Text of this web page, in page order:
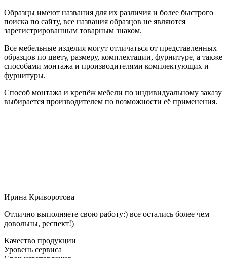
Образцы имеют названия для их различия и более быстрого
поиска по сайту, все названия образцов не являются
зарегистрированным товарным знаком.
Все мебельные изделия могут отличаться от представленных
образцов по цвету, размеру, комплектации, фурнитуре, а также
способами монтажа и производителями комплектующих и
фурнитуры.
Способ монтажа и крепёж мебели по индивидуальному заказу
выбирается производителем по возможности её применения.
Ирина Криворотова
Отлично выполняете свою работу:) все остались более чем
довольны, респект!)
Качество продукции
Уровень сервиса